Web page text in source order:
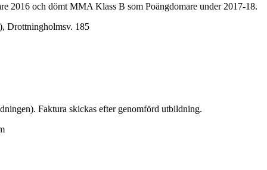
2016 och dömt MMA Klass B som Poängdomare under 2017-18.
), Drottningholmsv. 185
Faktura skickas efter genomförd utbildning.